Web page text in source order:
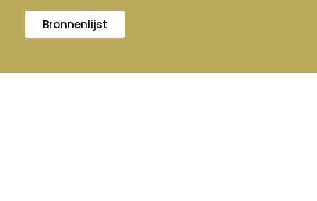
Bronnenlijst